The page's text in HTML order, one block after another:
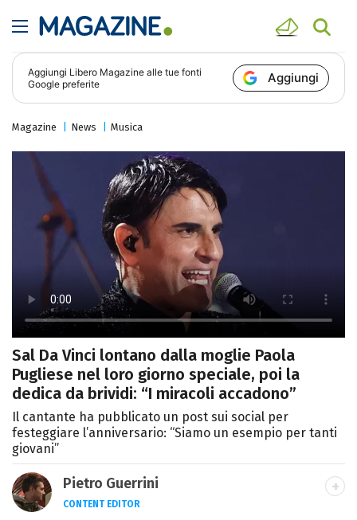
Aggiungi Libero Magazine alle tue fonti
Google preferite
Aggiungi
Magazine News Musica
Sal Da Vinci lontano dalla moglie Paola
Pugliese nel loro giorno speciale, poi la
dedica da brividi: “I miracoli accadono”
Il cantante ha pubblicato un post sui social per
festeggiare l’anniversario: “Siamo un esempio per tanti
giovani”
Pietro Guerrini
CONTENT EDITOR